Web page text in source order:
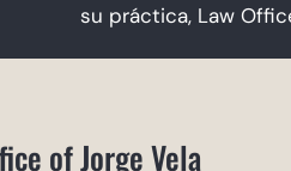
su práctica, Law
of Jorge Vela